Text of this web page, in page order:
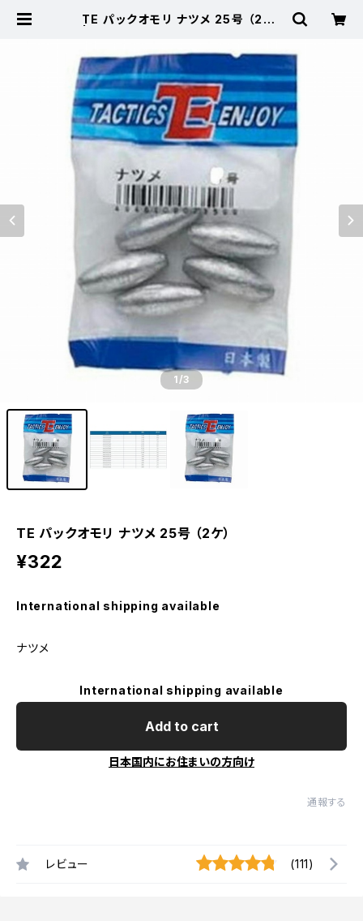
TE パックオモリ ナツメ 25号 （2ケ）
1/3
TE パックオモリ ナツメ 25号 （2ケ）
¥322
International shipping available
ナツメ
International shipping available
Add to cart
日本国内にお住まいの方向け
通報する
レビュー (111)